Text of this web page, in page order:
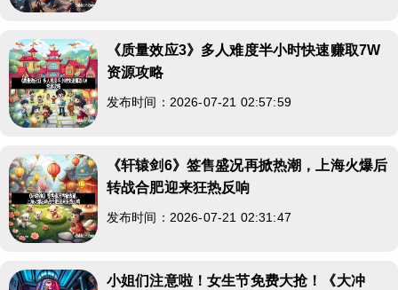
《质量效应3》多人难度半小时快速赚取7W
资源攻略
发布时间：2026-07-21 02:57:59
《轩辕剑6》签售盛况再掀热潮，上海火爆后
转战合肥迎来狂热反响
发布时间：2026-07-21 02:31:47
小姐们注意啦！女生节免费大抢！《大冲